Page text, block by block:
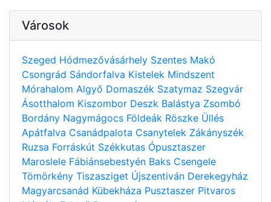
Városok
Szeged Hódmezővásárhely Szentes Makó
Csongrád Sándorfalva Kistelek Mindszent
Mórahalom Algyő Domaszék Szatymaz Szegvár
Ásotthalom Kiszombor Deszk Balástya Zsombó
Bordány Nagymágocs Földeák Röszke Üllés
Apátfalva Csanádpalota Csanytelek Zákányszék
Ruzsa Forráskút Székkutas Ópusztaszer
Maroslele Fábiánsebestyén Baks Csengele
Tömörkény Tiszasziget Újszentiván Derekegyház
Magyarcsanád Kübekháza Pusztaszer Pitvaros